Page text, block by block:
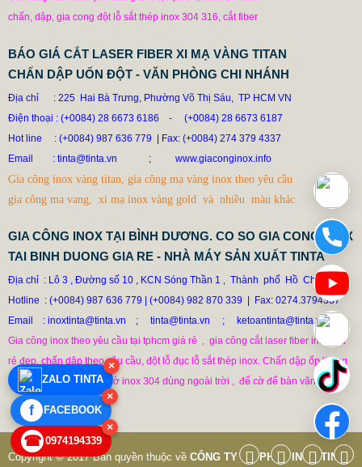
×
ZALO TINTA
×
f FACEBOOK
×
☎ 0974194339
BỒN CÔNG NGHIỆP INOX HỆ THỐNG CHƯNG CẤT SẢN
XUẤT BIA RƯỢU
79.799 VNĐ97.790 VNĐ
SP: GIA CONG BON INOX CONG NGHIEP
chấn, dập, gia cong đột lỗ sắt thép inox 304 316, cắt fiber
BÁO GIÁ CẮT LASER FIBER XI MẠ VÀNG TITAN
CHẤN DẬP UỐN ĐỘT - VĂN PHÒNG CHI NHÁNH
Địa chỉ : 225 Hai Bà Trưng, Phường Võ Thị Sáu, TP HCM VN
Điện thoại : (+0084) 28 6673 6186
-
(+0084) 28 6673 6187
Hot line
: (+0084) 987 636 779 | Fax: (+0084) 274 379 4337
Email
: tinta@tinta.vn ; www.giaconginox.info
Gia công inox vàng titan, gia công mạ vàng inox theo yêu cầu
gia công ma vang, xi mạ inox vàng gold và nhiều màu khác
GIA CÔNG INOX TẠI BÌNH DƯƠNG. CO SO GIA CONG INOX
TAI BINH DUONG GIA RE - NHÀ MÁY SẢN XUẤT TINTA
Địa chỉ  : Lô 3 , Đường số 10 , KCN Sóng Thần 1
Thành  phố  Hồ  Chí  Mình
Hotline : (+0084) 987 636 779
(+0084) 982 870 339  |  Fax: 0274.3794337
Email    : inoxtinta@tinta.vn    ;
tinta@tinta.vn     ;     ketoantinta@tinta.vn
Gia công inox theo yêu cầu tại tphcm giá rẻ  ,  gia công cắt laser fiber inox giá
rẻ đẹp, chấn dập theo yêu cầu, đột lỗ đục lỗ sắt thép inox. Chấn dập ốp thang
máy đẹp ,  thi công cột cờ inox 304 dùng ngoài trời ,  đế cờ để bàn văn phòng
Copyright © 2017 Bản quyền thuộc về CÔNG TY CỔ PHẦN INOX TINTA